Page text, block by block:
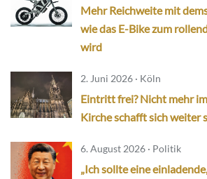
Mehr Reichweite mit
wie das E-Bike zum
wird
2. Juni 2026 · Köln
Eintritt frei? Nicht mehr
Kirche schafft sich weiter
6. August 2026 · Politik
„Ich sollte eine